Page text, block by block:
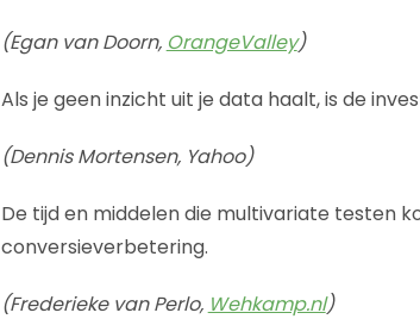
(Egan van Doorn, OrangeValley)
Als je geen inzicht uit je data haalt, is de
(Dennis Mortensen, Yahoo)
De tijd en middelen die multivariate testen
conversieverbetering.
(Frederieke van Perlo, Wehkamp.nl)